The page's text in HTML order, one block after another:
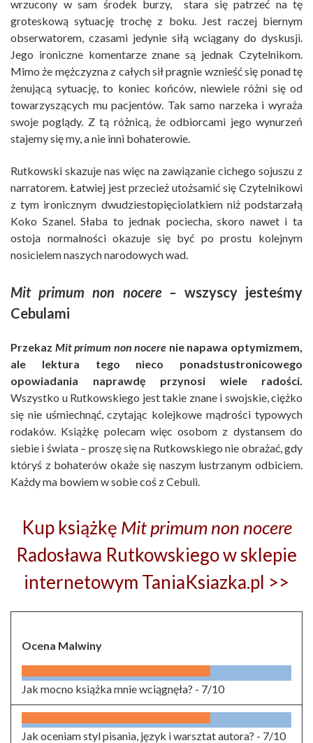
wrzucony w sam środek burzy, stara się patrzeć na tę
groteskową sytuację trochę z boku. Jest raczej biernym
obserwatorem, czasami jedynie siłą wciągany do dyskusji.
Jego ironiczne komentarze znane są jednak Czytelnikom.
Mimo że mężczyzna z całych sił pragnie wznieść się ponad tę
żenującą sytuację, to koniec końców, niewiele różni się od
towarzyszących mu pacjentów. Tak samo narzeka i wyraża
swoje poglądy. Z tą różnicą, że odbiorcami jego wynurzeń
stajemy się my, a nie inni bohaterowie.
Rutkowski skazuje nas więc na zawiązanie cichego sojuszu z
narratorem. Łatwiej jest przecież utożsamić się Czytelnikowi
z tym ironicznym dwudziestopięciolatkiem niż podstarzałą
Koko Szanel. Słaba to jednak pociecha, skoro nawet i ta
ostoja normalności okazuje się być po prostu kolejnym
nosicielem naszych narodowych wad.
Mit primum non nocere – wszyscy jesteśmy
Cebulami
Przekaz Mit primum non nocere nie napawa optymizmem,
ale lektura tego nieco ponadstustronicowego
opowiadania naprawdę przynosi wiele radości.
Wszystko u Rutkowskiego jest takie znane i swojskie, ciężko
się nie uśmiechnąć, czytając kolejkowe mądrości typowych
rodaków. Książkę polecam więc osobom z dystansem do
siebie i świata – proszę się na Rutkowskiego nie obrażać, gdy
któryś z bohaterów okaże się naszym lustrzanym odbiciem.
Każdy ma bowiem w sobie coś z Cebuli.
Kup książkę Mit primum non nocere
Radosława Rutkowskiego w sklepie
internetowym TaniaKsiazka.pl >>
Ocena Malwiny
Jak mocno książka mnie wciągnęła? - 7/10
Jak oceniam styl pisania, język i warsztat autora? - 7/10